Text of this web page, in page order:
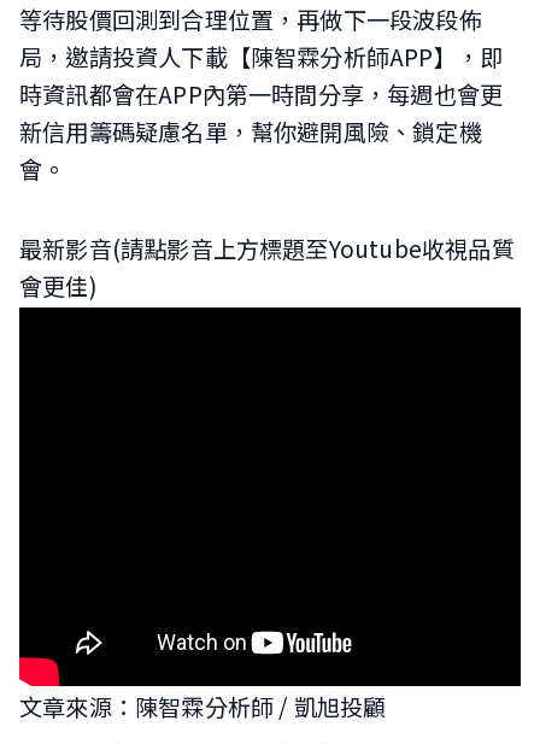
等待股價回測到合理位置，再做下一段波段佈
局，邀請投資人下載【陳智霖分析師APP】，即
時資訊都會在APP內第一時間分享，每週也會更
新信用籌碼疑慮名單，幫你避開風險、鎖定機
會。
最新影音(請點影音上方標題至Youtube收視品質
會更佳)
文章來源：陳智霖分析師 / 凱旭投顧